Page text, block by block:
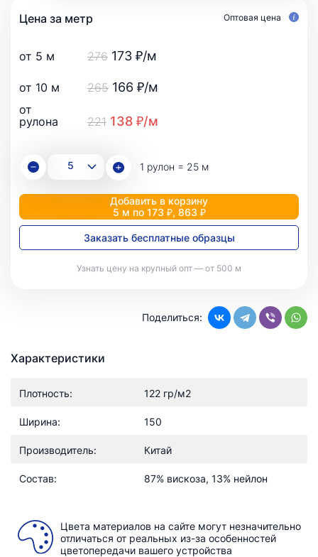
Цена за метр Оптовая цена
от 5 м 276 173 ₽/м
от 10 м 265 166 ₽/м
от
рулона
221 138 ₽/м
1 рулон = 25 м
Добавить в корзину
5 м по 173 ₽, 863 ₽
Заказать бесплатные образцы
Узнать цену на крупный опт — от 500 м
Поделиться:
Характеристики
Плотность: 122 гр/м2
Ширина: 150
Производитель: Китай
Состав: 87% вискоза, 13% нейлон
Цвета материалов на сайте могут незначительно
отличаться от реальных из-за особенностей
цветопередачи вашего устройства